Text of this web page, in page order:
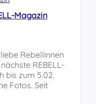
Magazin
Rebellinnen
REBELL-
bis zum 5.02.
Fotos. Seit